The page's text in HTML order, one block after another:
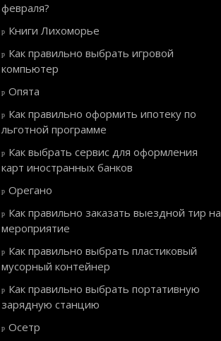
февраля?
Книги Лихоморье
Как правильно выбрать игровой
компьютер
Опята
Как правильно оформить ипотеку по
льготной программе
Как выбрать сервис для оформления
карт иностранных банков
Орегано
Как правильно заказать выездной тир на
мероприятие
Как правильно выбрать пластиковый
мусорный контейнер
Как правильно выбрать портативную
зарядную станцию
Осетр